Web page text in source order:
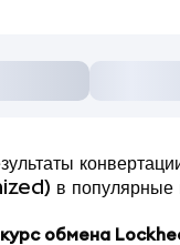
в популярные
обмена